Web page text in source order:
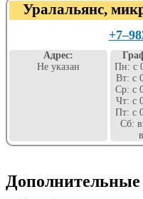
Уралальянс,
Адрес:
Не указан
Пн: с
Вт: с
Ср: с
Чт: с
Пт: с
Сб:
Дополнительные